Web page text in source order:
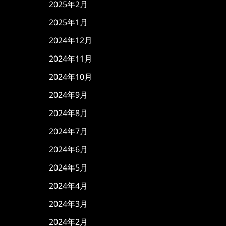
2025年2月
2025年1月
2024年12月
2024年11月
2024年10月
2024年9月
2024年8月
2024年7月
2024年6月
2024年5月
2024年4月
2024年3月
2024年2月